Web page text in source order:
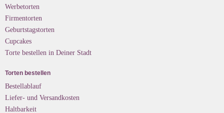
Werbetorten
Firmentorten
Geburtstagstorten
Cupcakes
Torte bestellen in Deiner Stadt
Torten bestellen
Bestellablauf
Liefer- und Versandkosten
Haltbarkeit